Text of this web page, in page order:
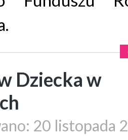
Dziecka w
20 listopada